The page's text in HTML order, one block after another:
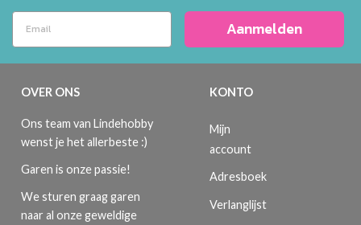
Aanmelden
OVER ONS
Ons team van Lindehobby
wenst je het allerbeste :)
Garen is onze passie!
We sturen graag garen
naar al onze geweldige
KONTO
Mijn
account
Adresboek
Verlanglijst